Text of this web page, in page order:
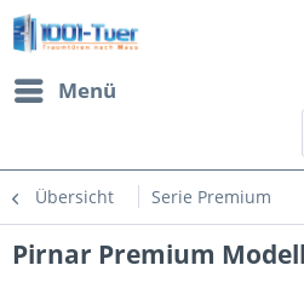
Menü
Übersicht Serie Premium
Pirnar Premium